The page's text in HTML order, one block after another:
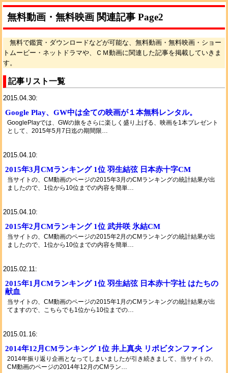
無料動画・無料映画 関連記事 Page2
無料で鑑賞・ダウンロードなどが可能な、無料動画・無料映画・ショー
トムービー・ネットドラマや、ＣＭ動画に関連した記事を掲載していきま
す。
記事リスト一覧
2015.04.30:
Google Play、GW中は全ての映画が１本無料レンタル。
GooglePlayでは、GWの旅をさらに楽しく盛り上げる、映画を1本プレゼント
として、2015年5月7日迄の期間限…
2015.04.10:
2015年3月CMランキング 1位 羽生結弦 日本赤十字CM
当サイトの、CM動画のページの2015年3月のCMランキングの統計結果が出
ましたので、1位から10位までの内容を簡単…
2015.04.10:
2015年2月CMランキング 1位 武井咲 氷結CM
当サイトの、CM動画のページの2015年2月のCMランキングの統計結果が出
ましたので、1位から10位までの内容を簡単…
2015.02.11:
2015年1月CMランキング 1位 羽生結弦 日本赤十字社 はたちの
献血
当サイトの、CM動画のページの2015年1月のCMランキングの統計結果が出
てますので、こちらでも1位から10位までの…
2015.01.16:
2014年12月CMランキング 1位 井上真央 リポビタンファイン
2014年振り返り企画となってしまいましたが引き続きまして、当サイトの、
CM動画のページの2014年12月のCMラン…